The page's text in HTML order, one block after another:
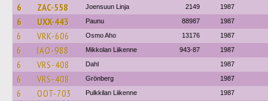
6 ZAC-558 Joensuun Linja 2149 1987
6 UXX-443 Paunu 88987 1987
6 VRK-606 Osmo Aho 13176 1987
6 IAO-988 Mikkolan Liikenne 943-87 1987
6 VRS-408 Dahl 1987
6 VRS-408 Grönberg 1987
6 OOT-703 Pulkkilan Liikenne 1987